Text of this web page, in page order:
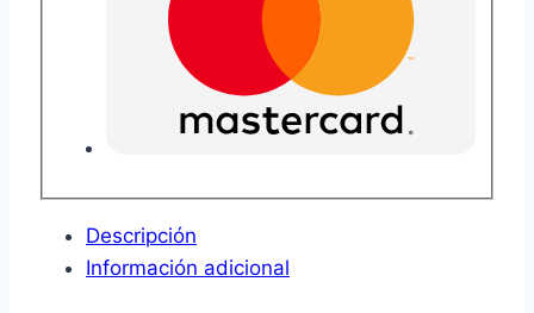
Descripción
Información adicional